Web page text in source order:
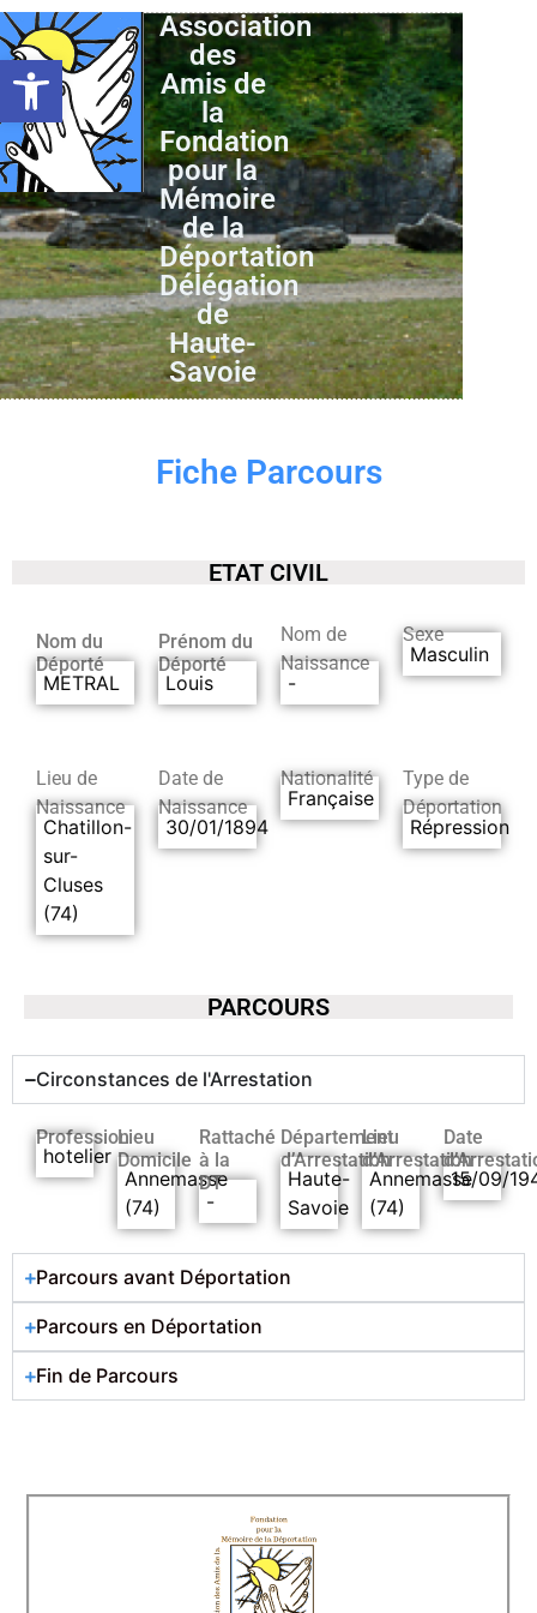
Ouvrir la barre d’outils
Association
des
Amis de
la
Fondation
pour la
Mémoire
de la
Déportation
Délégation
de
Haute-
Savoie
Fiche Parcours
ETAT CIVIL
Nom du
Déporté
METRAL
Prénom du
Déporté
Louis
Nom de
Naissance
-
Sexe
Masculin
Lieu de
Naissance
Chatillon-
sur-
Cluses
(74)
Date de
Naissance
30/01/1894
Nationalité
Française
Type de
Déportation
Répression
PARCOURS
Circonstances de l'Arrestation
Profession
hotelier
Lieu
Domicile
Annemasse
(74)
Rattaché
à la
DT
-
Département
d’Arrestation
Haute-
Savoie
Lieu
d’Arrestation
Annemasse
(74)
Date
15/09/
Parcours avant Déportation
Parcours en Déportation
Fin de Parcours